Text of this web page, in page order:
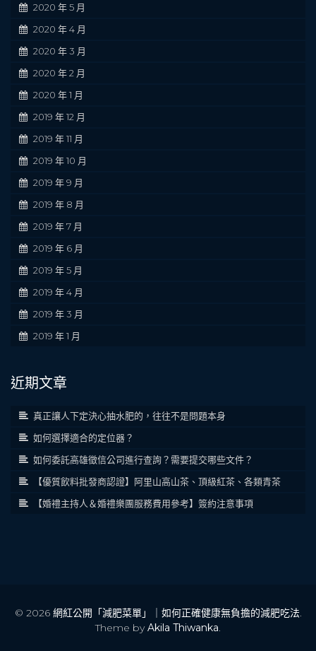
2020 年 5 月
2020 年 4 月
2020 年 3 月
2020 年 2 月
2020 年 1 月
2019 年 12 月
2019 年 11 月
2019 年 10 月
2019 年 9 月
2019 年 8 月
2019 年 7 月
2019 年 6 月
2019 年 5 月
2019 年 4 月
2019 年 3 月
2019 年 1 月
近期文章
真正讓人下定決心抽水肥的，往往不是問題本身
如何選擇適合的定位器？
如何委託高雄徵信公司進行查詢？需要提交哪些文件？
【優質飲料批發商認證】阿里山高山茶、頂級紅茶、各類青茶
【婚禮主持人＆婚禮樂團服務費用參考】簽約注意事項
© 2026 網紅公開「減肥菜單」｜如何正確健康無負擔的減肥吃法.
Theme byAkila Thiwanka.